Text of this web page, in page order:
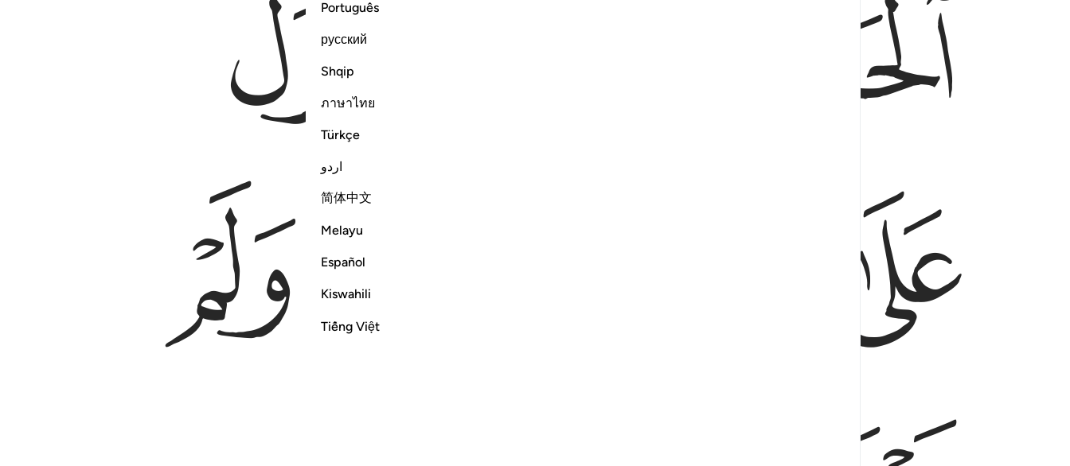
Português
русский
Shqip
ภาษาไทย
Türkçe
اردو
简体中文
Melayu
Español
Kiswahili
Tiếng Việt
ﲭ
ﲰ
ﲱ
ﲳﲴ